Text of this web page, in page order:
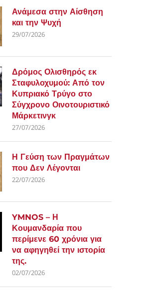
Ανάμεσα στην Αίσθηση
και την Ψυχή
29/07/2026
Δρόμος Ολισθηρός εκ
Σταφυλοχυμού: Από τον
Κυπριακό Τρύγο στο
Σύγχρονο Οινοτουριστικό
Μάρκετινγκ
27/07/2026
Η Γεύση των Πραγμάτων
που Δεν Λέγονται
22/07/2026
YMNOS – Η
Κουμανδαρία που
περίμενε 60 χρόνια για
να αφηγηθεί την ιστορία
της.
02/07/2026